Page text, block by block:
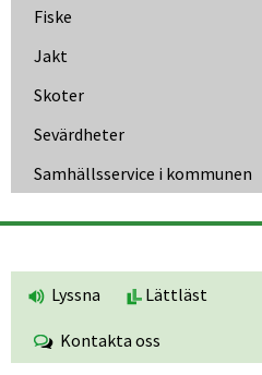
Fiske
Jakt
Skoter
Sevärdheter
Samhällsservice i kommunen
Lyssna Lättläst
Kontakta oss